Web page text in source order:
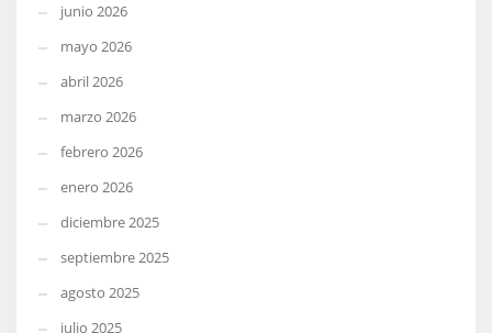
junio 2026
mayo 2026
abril 2026
marzo 2026
febrero 2026
enero 2026
diciembre 2025
septiembre 2025
agosto 2025
julio 2025